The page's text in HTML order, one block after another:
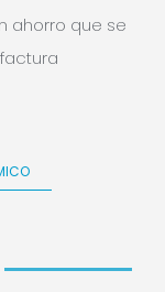
ahorro que se